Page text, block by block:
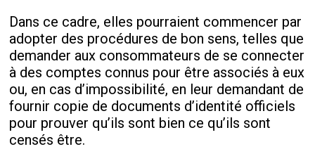
Dans ce cadre, elles pourraient commencer par
adopter des procédures de bon sens, telles que
demander aux consommateurs de se connecter
à des comptes connus pour être associés à eux
ou, en cas d’impossibilité, en leur demandant de
fournir copie de documents d’identité officiels
pour prouver qu’ils sont bien ce qu’ils sont
censés être.